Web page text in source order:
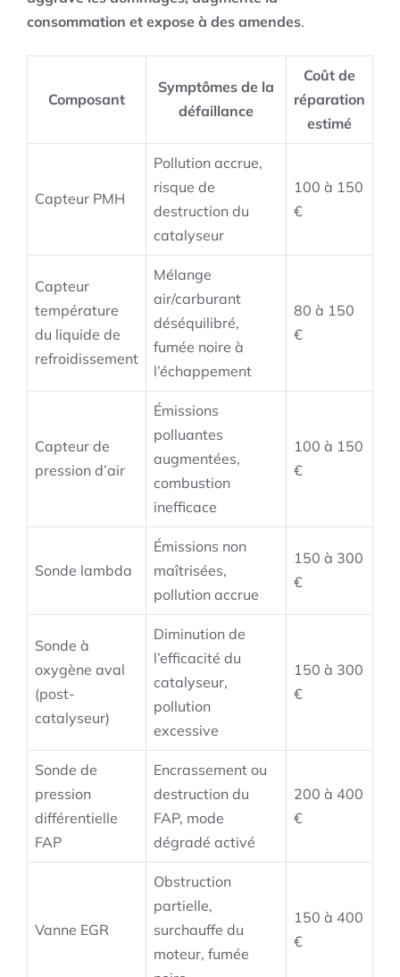
consommation et expose à des amendes.
Composant
Symptômes de la
défaillance
Coût de
réparation
estimé
Capteur PMH
Pollution accrue,
risque de
destruction du
catalyseur
100 à 150
€
Capteur
température
du liquide de
refroidissement
Mélange
air/carburant
déséquilibré,
fumée noire à
l’échappement
80 à 150
€
Capteur de
pression d’air
Émissions
polluantes
augmentées,
combustion
inefficace
100 à 150
€
Sonde lambda
Émissions non
maîtrisées,
pollution accrue
150 à 300
€
Sonde à
oxygène aval
(post-
catalyseur)
Diminution de
l’efficacité du
catalyseur,
pollution
excessive
150 à 300
€
Sonde de
pression
différentielle
FAP
Encrassement ou
destruction du
FAP, mode
dégradé activé
200 à 400
€
Vanne EGR
Obstruction
partielle,
surchauffe du
moteur, fumée
150 à 400
€